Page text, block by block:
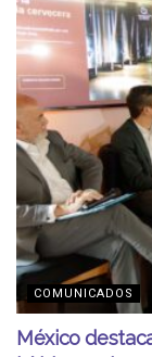
COMUNICADOS
México